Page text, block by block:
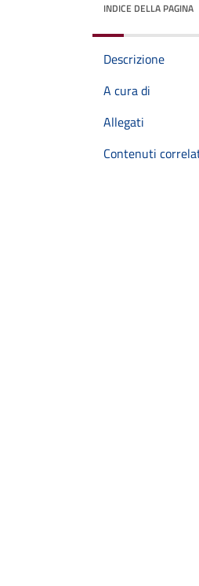
INDICE DELLA PAGINA
Descrizione
A cura di
Allegati
Contenuti